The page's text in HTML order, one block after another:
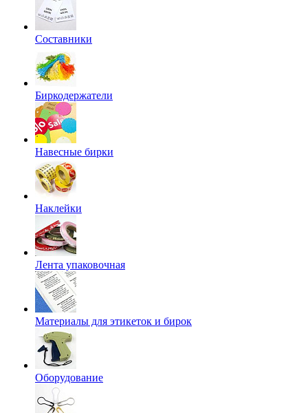
Составники
Биркодержатели
Навесные бирки
Наклейки
Лента упаковочная
Материалы для этикеток и бирок
Оборудование